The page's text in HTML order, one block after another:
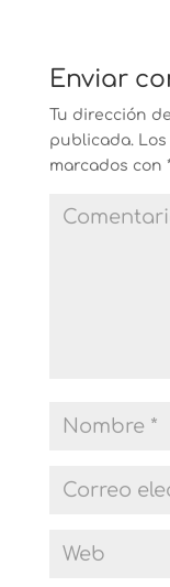
Enviar
Tu dirección
publicada.
marcados con